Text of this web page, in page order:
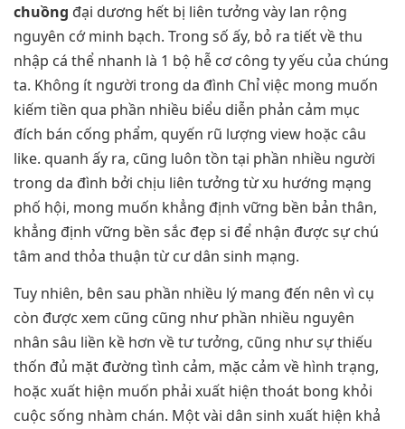
chuồng đại dương hết bị liên tưởng vày lan rộng
nguyên cớ minh bạch. Trong số ấy, bỏ ra tiết về thu
nhập cá thể nhanh là 1 bộ hễ cơ công ty yếu của chúng
ta. Không ít người trong da đình Chỉ việc mong muốn
kiếm tiền qua phần nhiều biểu diễn phản cảm mục
đích bán cống phẩm, quyến rũ lượng view hoặc câu
like. quanh ấy ra, cũng luôn tồn tại phần nhiều người
trong da đình bởi chịu liên tưởng từ xu hướng mạng
phố hội, mong muốn khẳng định vững bền bản thân,
khẳng định vững bền sắc đẹp si để nhận được sự chú
tâm and thỏa thuận từ cư dân sinh mạng.
Tuy nhiên, bên sau phần nhiều lý mang đến nên vì cụ
còn được xem cũng cũng như phần nhiều nguyên
nhân sâu liền kề hơn về tư tưởng, cũng như sự thiếu
thốn đủ mặt đường tình cảm, mặc cảm về hình trạng,
hoặc xuất hiện muốn phải xuất hiện thoát bong khỏi
cuộc sống nhàm chán. Một vài dân sinh xuất hiện khả